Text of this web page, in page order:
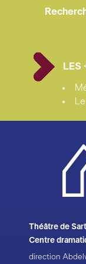
déploient
où les
et profiter des
une ville de
l’opérette
Empire choisit
c’est aussi
La
figurants du
aveuglé par
Derrière les
devine en
LES
Théâtre de
Centre
direction